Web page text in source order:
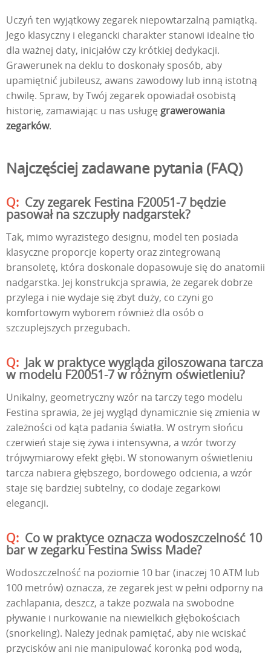
Uczyń ten wyjątkowy zegarek niepowtarzalną pamiątką.
Jego klasyczny i elegancki charakter stanowi idealne tło
dla ważnej daty, inicjałów czy krótkiej dedykacji.
Grawerunek na deklu to doskonały sposób, aby
upamiętnić jubileusz, awans zawodowy lub inną istotną
chwilę. Spraw, by Twój zegarek opowiadał osobistą
historię, zamawiając u nas usługę grawerowania
zegarków.
Najczęściej zadawane pytania (FAQ)
Czy zegarek Festina F20051-7 będzie
pasował na szczupły nadgarstek?
Tak, mimo wyrazistego designu, model ten posiada
klasyczne proporcje koperty oraz zintegrowaną
bransoletę, która doskonale dopasowuje się do anatomii
nadgarstka. Jej konstrukcja sprawia, że zegarek dobrze
przylega i nie wydaje się zbyt duży, co czyni go
komfortowym wyborem również dla osób o
szczuplejszych przegubach.
Jak w praktyce wygląda giloszowana tarcza
w modelu F20051-7 w różnym oświetleniu?
Unikalny, geometryczny wzór na tarczy tego modelu
Festina sprawia, że jej wygląd dynamicznie się zmienia w
zależności od kąta padania światła. W ostrym słońcu
czerwień staje się żywa i intensywna, a wzór tworzy
trójwymiarowy efekt głębi. W stonowanym oświetleniu
tarcza nabiera głębszego, bordowego odcienia, a wzór
staje się bardziej subtelny, co dodaje zegarkowi
elegancji.
Co w praktyce oznacza wodoszczelność 10
bar w zegarku Festina Swiss Made?
Wodoszczelność na poziomie 10 bar (inaczej 10 ATM lub
100 metrów) oznacza, że zegarek jest w pełni odporny na
zachlapania, deszcz, a także pozwala na swobodne
pływanie i nurkowanie na niewielkich głębokościach
(snorkeling). Należy jednak pamiętać, aby nie wciskać
przycisków ani nie manipulować koronką pod wodą,